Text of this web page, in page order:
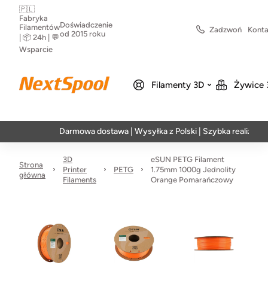
🇵🇱
Fabryka
Filamentów
| 📦 24h | 💬
Wsparcie
Doświadczenie
od 2015 roku
Zadzwoń
Filamenty 3D Żywice
Darmowa dostawa | Wysyłka z Polski | Szybka realizacja w 24h
Strona
główna
3D
Printer
Filaments
PETG
eSUN PETG Filament
1.75mm 1000g Jednolity
Orange Pomarańczowy